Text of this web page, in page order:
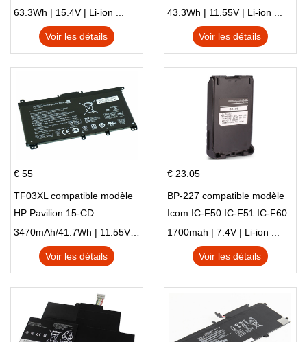
15 Series Pavilion 15 Series
63.3Wh | 15.4V | Li-ion ...
Voir les détails
L83388-AC1 L83388-421
HSTNN-LB8S M01118-421
M01144-005 13-BB 14-DV
43.3Wh | 11.55V | Li-ion ...
Voir les détails
€ 55
TF03XL compatible modèle
HP Pavilion 15-CD
3470mAh/41.7Wh | 11.55V | Li-ion ...
Voir les détails
€ 23.05
BP-227 compatible modèle
Icom IC-F50 IC-F51 IC-F60
IC-F61 IC-M87
1700mah | 7.4V | Li-ion ...
Voir les détails